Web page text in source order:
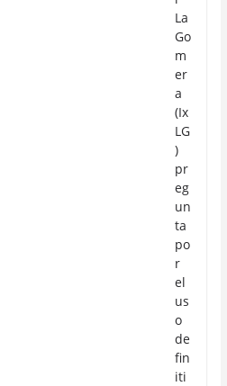
La
Go
m
er
a
(Ix
LG
)
pr
eg
un
ta
po
r
el
us
o
de
fin
iti